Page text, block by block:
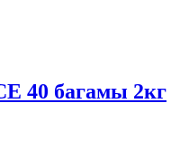
40 багамы 2кг